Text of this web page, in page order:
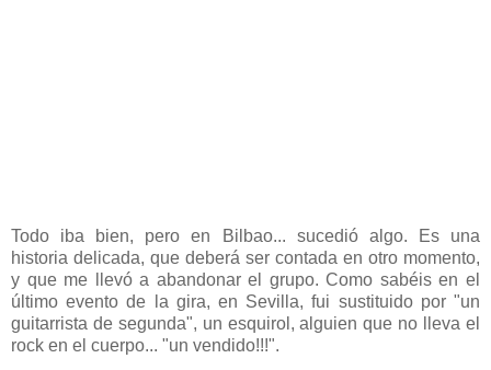
Todo iba bien, pero en Bilbao... sucedió algo. Es una
historia delicada, que deberá ser contada en otro momento,
y que me llevó a abandonar el grupo. Como sabéis en el
último evento de la gira, en Sevilla, fui sustituido por "un
guitarrista de segunda", un esquirol, alguien que no lleva el
rock en el cuerpo... "un vendido!!!".